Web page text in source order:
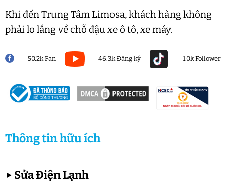
Khi đến Trung Tâm Limosa, khách hàng không
phải lo lắng về chỗ đậu xe ô tô, xe máy.
50.2k Fan 46.3k Đăng ký 1.0k Follower
Thông tin hữu ích
▶ Sửa Điện Lạnh